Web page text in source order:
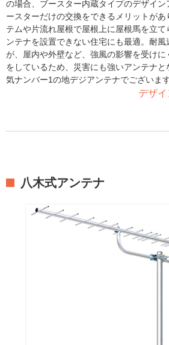
の場合、ブースター内蔵タイプのデザイ
ースターだけの交換をできるメリットが
テムや片流れ屋根で屋根上に屋根馬を立
ンテナを設置できない住宅にも最適。耐
が、屋内や外壁など、強風の影響を受け
をしているため、災害にも強いアンテナと
気ナンバー1の地デジアンテナでございます
デザ
八木式アンテナ